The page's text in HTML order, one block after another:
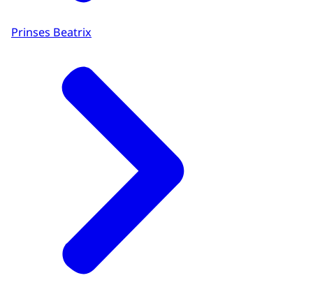
Prinses Beatrix